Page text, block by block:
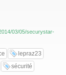
03/05/securystar-
lepraz23
sécurité